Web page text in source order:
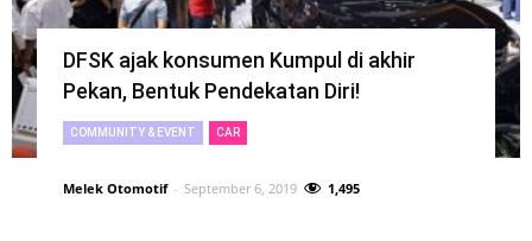
DFSK ajak konsumen Kumpul di akhir
Pekan, Bentuk Pendekatan Diri!
COMMUNITY & EVENT CAR
Melek Otomotif - September 6, 2019 1,495